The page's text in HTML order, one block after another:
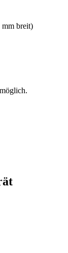
mm breit)